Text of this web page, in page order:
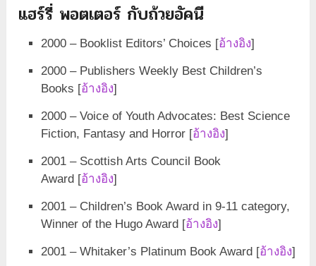
แฮร์รี่ พอตเตอร์ กับถ้วยอัคนี
2000 – Booklist Editors’ Choices [อ้างอิง]
2000 – Publishers Weekly Best Children’s
Books [อ้างอิง]
2000 – Voice of Youth Advocates: Best Science
Fiction, Fantasy and Horror [อ้างอิง]
2001 – Scottish Arts Council Book
Award [อ้างอิง]
2001 – Children’s Book Award in 9-11 category,
Winner of the Hugo Award [อ้างอิง]
2001 – Whitaker’s Platinum Book Award [อ้างอิง]